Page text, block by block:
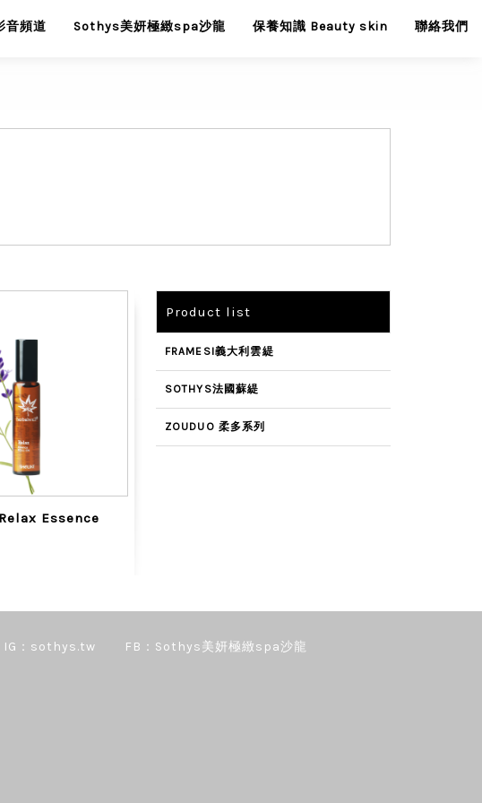
音頻道 Sothys美妍極緻spa沙龍 保養知識 Beauty skin 聯絡我們
Essence
Product list
FRAMESI義大利雲緹
SOTHYS法國蘇緹
ZOUDUO 柔多系列
IG：sothys.tw
FB：Sothys美妍極緻spa沙龍